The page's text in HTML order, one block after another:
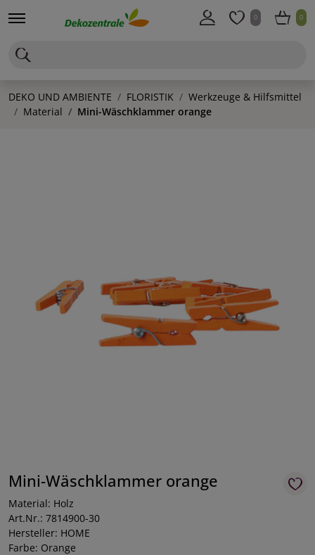
0 0
DEKO UND AMBIENTE FLORISTIK
Werkzeuge & Hilfsmittel
Material
Mini-Wäschklammer orange
Mini-Wäschklammer orange
Material: Holz
Art.Nr.: 7814900-30
Hersteller: HOME
Farbe: Orange